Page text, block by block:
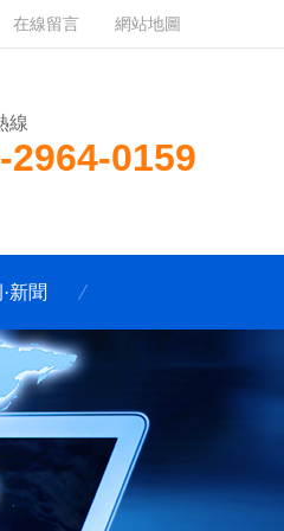
在線留言 網站地圖
線
2964-0159
新聞